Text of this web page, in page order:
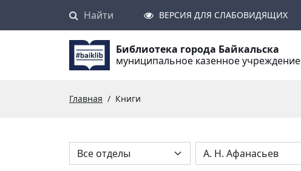
Поиск
Найти ВЕРСИЯ ДЛЯ СЛАБОВИДЯЩИХ
Библиотека города Байкальска
муниципальное казенное учреждение
Главная Книги